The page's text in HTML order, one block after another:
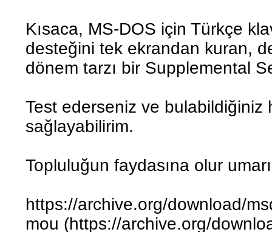
Kısaca, MS-DOS için Türkçe
desteğini tek ekrandan kuran,
dönem tarzı bir Supplemental
Test ederseniz ve bulabildiğiniz
sağlayabilirim.
Topluluğun faydasına olur
https://archive.org/download/
mou (https://archive.org/